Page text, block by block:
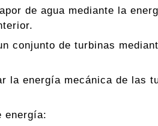
de agua mediante la
conjunto de turbinas
la energía mecánica de las
energía: